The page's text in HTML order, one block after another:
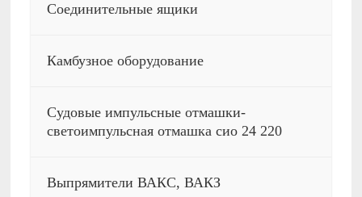
Соединительные ящики
Камбузное оборудование
Судовые импульсные отмашки-
светоимпульсная отмашка сио 24 220
Выпрямители ВАКС, ВАКЗ